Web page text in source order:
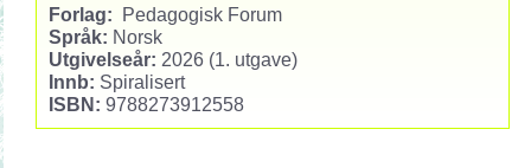
Forlag: Pedagogisk Forum
Språk: Norsk
Utgivelseår: 2026 (1. utgave)
Innb: Spiralisert
ISBN: 9788273912558